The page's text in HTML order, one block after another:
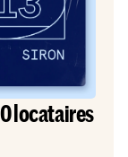
locataires